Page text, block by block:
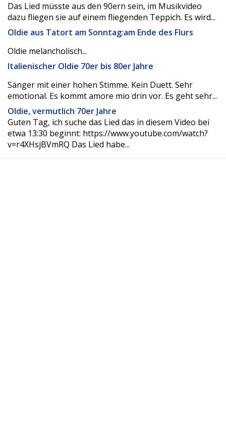
Das Lied müsste aus den 90ern sein, im Musikvideo
dazu fliegen sie auf einem fliegenden Teppich. Es wird...
Oldie aus Tatort am Sonntag:am Ende des Flurs
Oldie melancholisch...
Italienischer Oldie 70er bis 80er Jahre
Sänger mit einer hohen Stimme. Kein Duett. Sehr
emotional. Es kommt amore mio drin vor. Es geht sehr...
Oldie, vermutlich 70er Jahre
Guten Tag, ich suche das Lied das in diesem Video bei
etwa 13:30 beginnt: https://www.youtube.com/watch?
v=r4XHsjBVmRQ Das Lied habe...